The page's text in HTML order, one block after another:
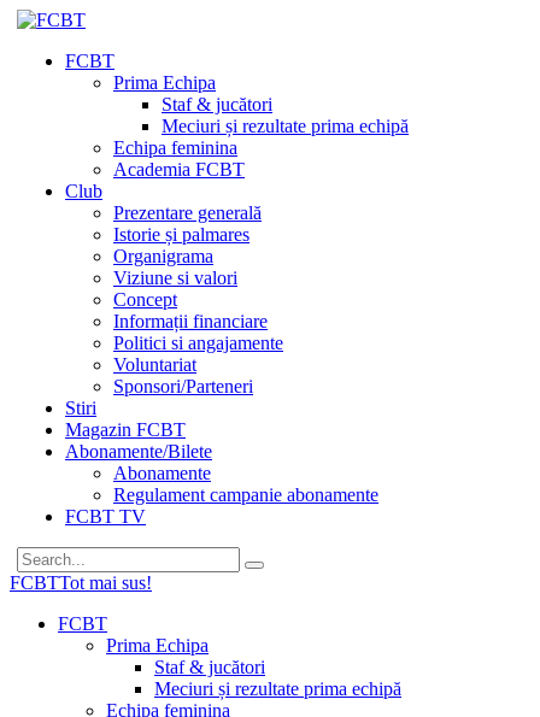
FCBT
Prima Echipa
Staf & jucători
Meciuri și rezultate prima echipă
Echipa feminina
Academia FCBT
Club
Prezentare generală
Istorie și palmares
Organigrama
Viziune si valori
Concept
Informații financiare
Politici si angajamente
Voluntariat
Sponsori/Parteneri
Stiri
Magazin FCBT
Abonamente/Bilete
Abonamente
Regulament campanie abonamente
FCBT TV
FCBTTot mai sus!
FCBT
Prima Echipa
Staf & jucători
Meciuri și rezultate prima echipă
Echipa feminina